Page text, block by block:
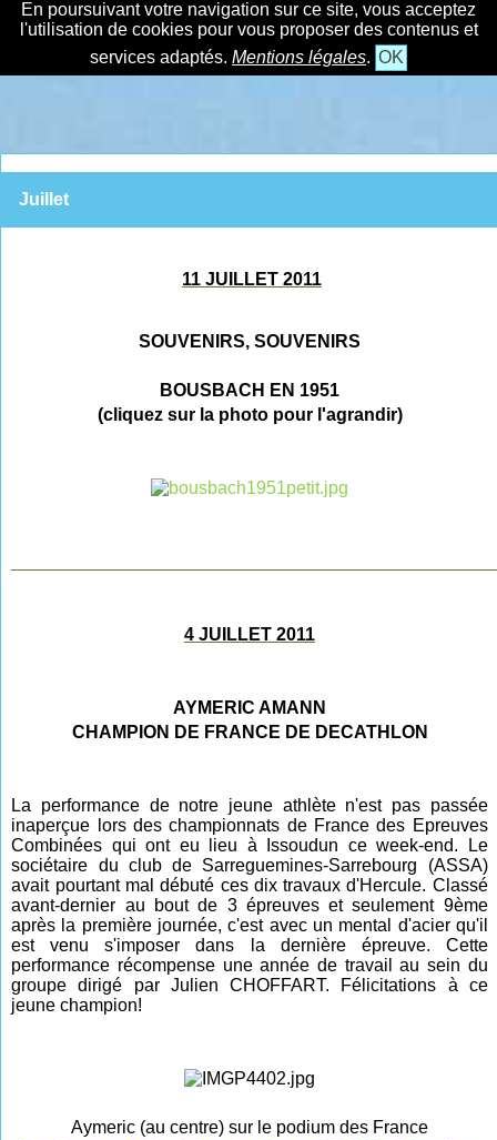
En poursuivant votre navigation sur ce site, vous acceptez
l'utilisation de cookies pour vous proposer des contenus et
services adaptés. Mentions légales. OK
Juillet
11 JUILLET 2011
SOUVENIRS, SOUVENIRS
BOUSBACH EN 1951
(cliquez sur la photo pour l'agrandir)
4 JUILLET 2011
AYMERIC AMANN
CHAMPION DE FRANCE DE DECATHLON
La performance de notre jeune athlète n'est pas passée
inaperçue lors des championnats de France des Epreuves
Combinées qui ont eu lieu à Issoudun ce week-end. Le
sociétaire du club de Sarreguemines-Sarrebourg (ASSA)
avait pourtant mal débuté ces dix travaux d'Hercule. Classé
avant-dernier au bout de 3 épreuves et seulement 9ème
après la première journée, c'est avec un mental d'acier qu'il
est venu s'imposer dans la dernière épreuve. Cette
performance récompense une année de travail au sein du
groupe dirigé par Julien CHOFFART. Félicitations à ce
jeune champion!
Aymeric (au centre) sur le podium des France